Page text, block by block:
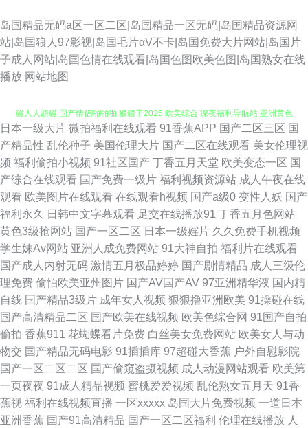
岛国精品无码a区一区二区|岛国精品一区无码|岛国精品资源网
站|岛国狼人97影视|岛国毛片αV不卡|岛国免费大片网站|岛国片
子成人网站|岛国色情在线观看|岛国色图欧美色图|岛国熟女在线
播放 网站地图
深夜免费网站 人人操人人97 欧美99导航 亚洲色图成人套图 操逼福利导航 超
碰人人超碰 国产情侣啪啪啪 狠狠干2025 欧美综合 深夜福利导航站 亚洲黄色
中文网址 91福利片 草莓视频深夜 大香蕉资源站 老司机A片 日本A∨中文字幕
91p最新网址 国产久久综合 青青草在线网 wwwav大全 狼人综合伊人 玖玖资
源36 欧美性爱AB 亚洲天堂激情网 午夜av综合 超踫成人91 做爱导航 亚洲一
二三元码 亚洲色图少妇熟女 91成人网 五月天色色人网站 麻豆视频18 国产精
品福利区 成人AV大 91最新国产视频 亚州黄页色情网站 超碰在线97av 另类
美女图综合网 另类网站 深夜释放 在线观看视频91 91国标精品 做爱导航 欧
美性爱天天 色穴穴网 老司机草逼av 四虎色在天堂 91视频理论 福利社啪啪
日本一级大片 微拍福利在线观看 91香蕉APP 国产二区三区 国
产精品性 乱伦种子 美国伦理大片 国产二区在线观看 美女伦理视
频 福利偷拍小视频 91社区国产 丁香五月天堂 欧美变态一区 国
产综合在线观看 国产免费一级片 福利视频资源站 成人午夜在线
观看 欧美图片在线观看 在线观看h视频 国产a级0 变性人妖 国产
福利永久
日韩中文字幕观看 足交在线播放91 丁香五月色网站
黄色3级抢网站 国产一区二区 日本一级婬片 久久免费手机视频
学生妹Av网站 亚洲人成免费网站 91大神自拍 福利片在线观看
国产成人内射无码 激情五月极品婷婷 国产剧情精品 成人三级伦
理免费 偷怕欧美亚州图片 国产AV国产AV 97亚洲精华液 国内精
自线 国产精品3级片 成年女人视频 狠狠撸亚洲欧美 91操碰在线
国产高清精品二区 国产欧美在线视频 欧美色综合网 91国产自拍
偷拍 香蕉911 花蝴蝶看片免费 白丝美女免费网站 欧美女人与动
物交 国产精品无码电影 91插插库 97超碰大香蕉 户外自慰影院
国产一区二区二区 国产偷窥盗摄视频 成人动漫网站观看 欧美第
一页夜夜 91成人精品视频 蜜桃爱爱视频 乱伦熟女五月天 91香
蕉视 福利在线视频直播 一区xxxxx 岛国大片免费视频 一道日本
亚洲香蕉 国产91高清精品 国产一区二区福利 伦理在线播放 人